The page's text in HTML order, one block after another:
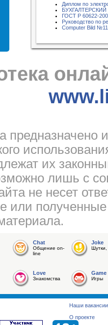
Диплом по
БУХГАЛТЕРСКИЙ
ГОСТ Р 60622-
Руководство по
Computer Bild
предназначено
их
лишь с
не несет
или
Chat
Общение on-
line
Joke
Love
Знакомства
Game
Игры
Наши вакансии
О проекте